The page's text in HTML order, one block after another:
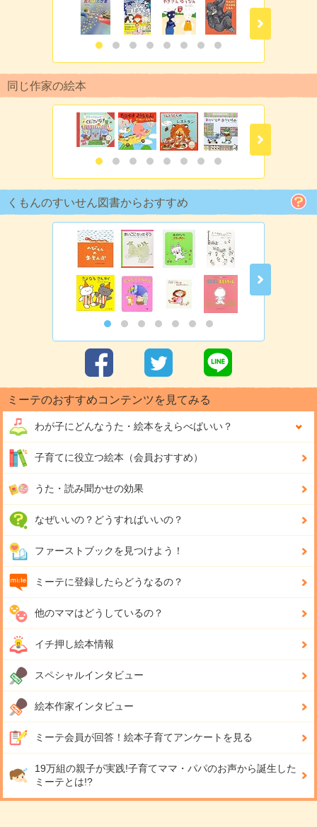
同じ作家の絵本
くもんのすいせん図書からおすすめ
ミーテのおすすめコンテンツを見てみる
わが子にどんなうた・絵本をえらべばいい？
子育てに役立つ絵本（会員おすすめ）
うた・読み聞かせの効果
なぜいいの？どうすればいいの？
ファーストブックを見つけよう！
ミーテに登録したらどうなるの？
他のママはどうしているの？
イチ押し絵本情報
スペシャルインタビュー
絵本作家インタビュー
ミーテ会員が回答！ 絵本子育てアンケートを見る
19万組の親子が実践!子育てママ・パパのお声から誕生した
ミーテとは!?